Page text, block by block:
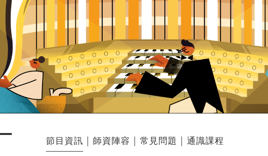
節目資訊 師資陣容 常見問題 通識課程